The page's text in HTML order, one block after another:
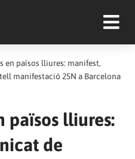
en països lliures: manifest,
manifestació 25N a Barcelona
països lliures:
de